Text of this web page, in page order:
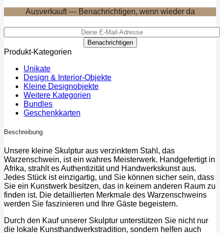
Ausverkauft — Benachrichtigen, wenn wieder da
Benachrichtigen
Produkt-Kategorien
Unikate
Design & Interior-Objekte
Kleine Designobjekte
Weitere Kategorien
Bundles
Geschenkkarten
Beschreibung
Unsere kleine Skulptur aus verzinktem Stahl, das
Warzenschwein, ist ein wahres Meisterwerk. Handgefertigt in
Afrika, strahlt es Authentizität und Handwerkskunst aus.
Jedes Stück ist einzigartig, und Sie können sicher sein, dass
Sie ein Kunstwerk besitzen, das in keinem anderen Raum zu
finden ist. Die detaillierten Merkmale des Warzenschweins
werden Sie faszinieren und Ihre Gäste begeistern.
Durch den Kauf unserer Skulptur unterstützen Sie nicht nur
die lokale Kunsthandwerkstradition, sondern helfen auch